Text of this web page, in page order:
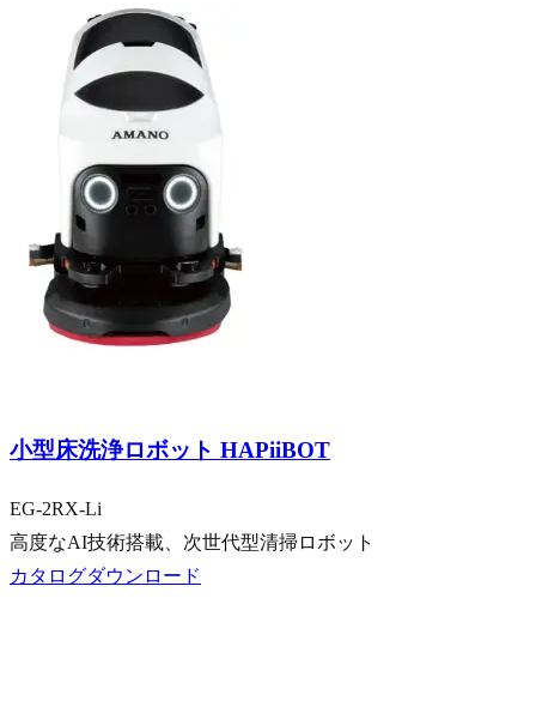
小型床洗浄ロボット HAPiiBOT
EG-2RX-Li
高度なAI技術搭載、次世代型清掃ロボット
カタログダウンロード